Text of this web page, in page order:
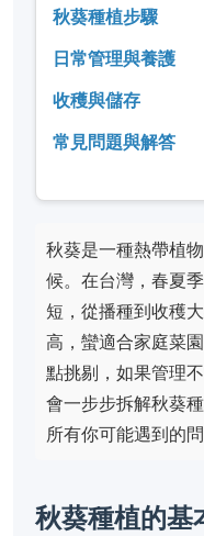
秋葵種植步驟
日常管理與養護
收穫與儲存
常見問題與解答
秋葵是一種熱帶植
候。在台灣，春夏
短，從播種到收穫
高，蠻適合家庭菜
點挑剔，如果管理
會一步步拆解秋葵
所有你可能遇到的問
秋葵種植的基